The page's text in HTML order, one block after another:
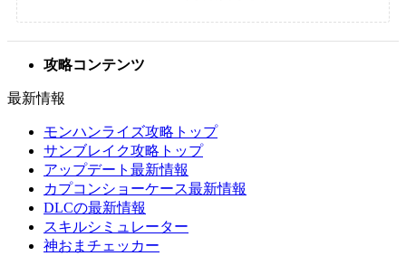
攻略コンテンツ
最新情報
モンハンライズ攻略トップ
サンブレイク攻略トップ
アップデート最新情報
カプコンショーケース最新情報
DLCの最新情報
スキルシミュレーター
神おまチェッカー